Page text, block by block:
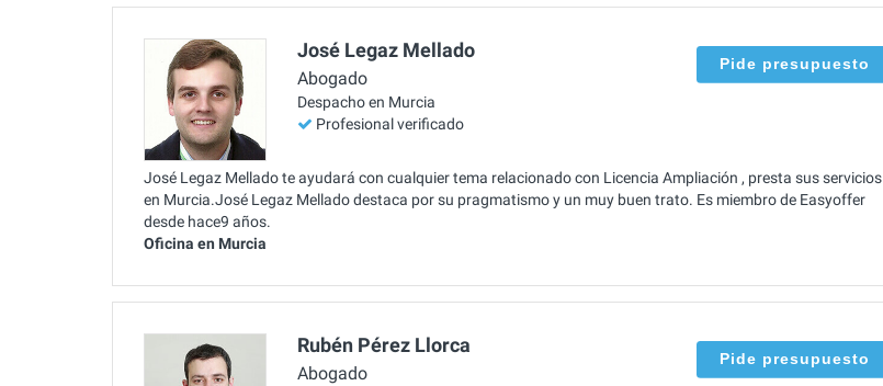
José Legaz Mellado
Abogado
Despacho en Murcia
Profesional verificado
Pide presupuesto
José Legaz Mellado te ayudará con cualquier tema relacionado con Licencia Ampliación , presta sus servicios
en Murcia.José Legaz Mellado destaca por su pragmatismo y un muy buen trato. Es miembro de Easyoffer
desde hace9 años.
Oficina en Murcia
Rubén Pérez Llorca
Abogado
Pide presupuesto